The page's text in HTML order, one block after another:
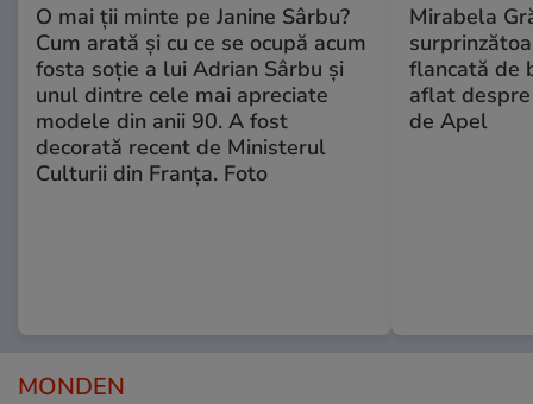
O mai ții minte pe Janine Sârbu?
Cum arată și cu ce se ocupă acum
fosta soție a lui Adrian Sârbu și
unul dintre cele mai apreciate
modele din anii 90. A fost
decorată recent de Ministerul
Culturii din Franța. Foto
Mirabela
flancată de
aflat
de Apel
MONDEN